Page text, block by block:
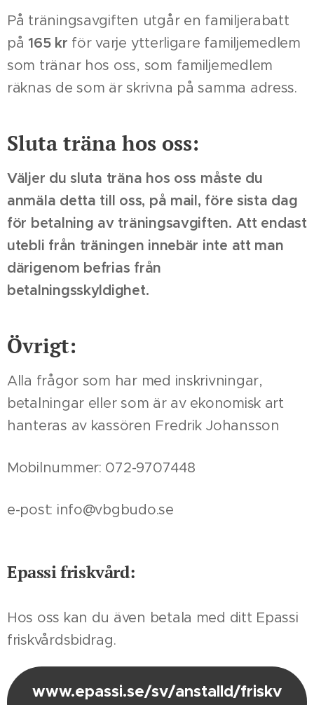
På träningsavgiften utgår en familjerabatt
på 165 kr för varje ytterligare familjemedlem
som tränar hos oss, som familjemedlem
räknas de som är skrivna på samma adress.
Sluta träna hos oss:
Väljer du sluta träna hos oss måste du
anmäla detta till oss, på mail, före sista dag
för betalning av träningsavgiften. Att endast
utebli från träningen innebär inte att man
därigenom befrias från
betalningsskyldighet.
Övrigt:
Alla frågor som har med inskrivningar,
betalningar eller som är av ekonomisk art
hanteras av kassören Fredrik Johansson
Mobilnummer: 072-9707448
e-post: info@vbgbudo.se
Epassi friskvård:
Hos oss kan du även betala med ditt Epassi
friskvårdsbidrag.
www.epassi.se/sv/anstalld/friskv